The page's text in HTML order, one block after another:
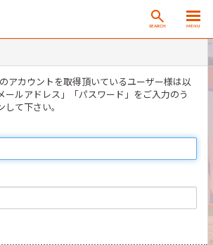
SEARCH MENU
アカウントを取得頂いているユーザー様は以
ールアドレス」「パスワード」をご入力のう
して下さい。